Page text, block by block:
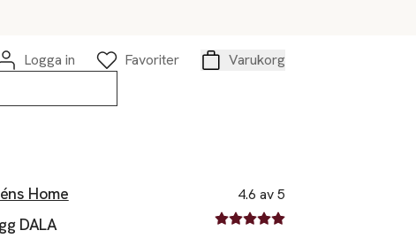
Logga in
Favoriter
Varukorg
Home
DALA
4.6 av 5
4.6 av fem stjärnor